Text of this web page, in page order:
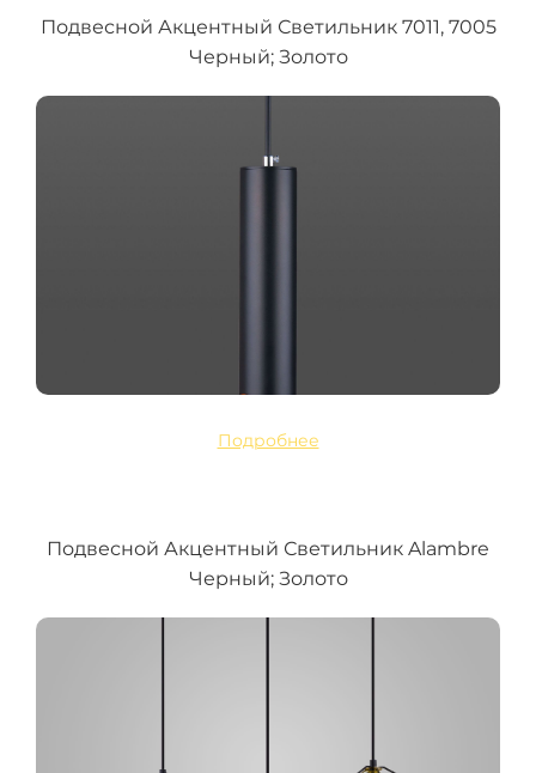
Подвесной Акцентный Светильник 7011, 7005
Черный; Золото
Подробнее
Подвесной Акцентный Светильник Alambre
Черный; Золото